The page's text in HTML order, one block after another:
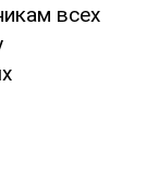
всех